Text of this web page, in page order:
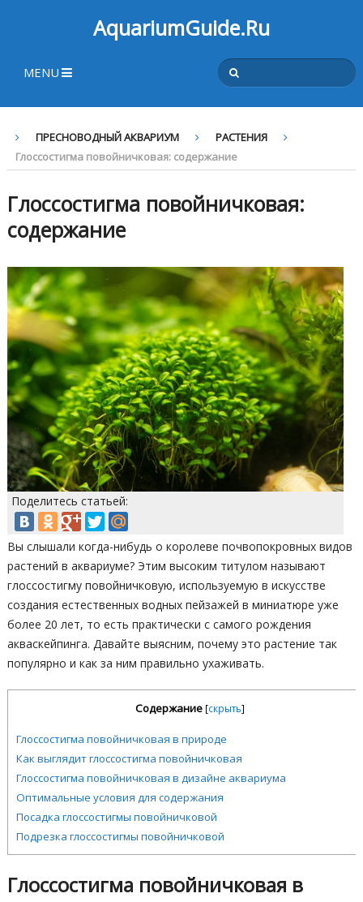
AquariumGuide.Ru
MENU
ПРЕСНОВОДНЫЙ АКВАРИУМ
РАСТЕНИЯ
Глоссостигма повойничковая: содержание
Глоссостигма повойничковая:
содержание
Поделитесь статьей:
Вы слышали когда-нибудь о королеве почвопокровных видов
растений в аквариуме? Этим высоким титулом называют
глоссостигму повойничковую, используемую в искусстве
создания естественных водных пейзажей в миниатюре уже
более 20 лет, то есть практически с самого рождения
акваскейпинга. Давайте выясним, почему это растение так
популярно и как за ним правильно ухаживать.
Содержание [скрыть]
Глоссостигма повойничковая в природе
Как выглядит глоссостигма повойничковая
Глоссостигма повойничковая в дизайне аквариума
Оптимальные условия для содержания
Посадка глоссостигмы повойничковой
Подрезка глоссостигмы повойничковой
Глоссостигма повойничковая в